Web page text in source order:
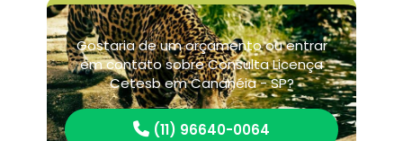
Gostaria de um orçamento ou entrar
em contato sobre Consulta Licença
Cetesb em Cananéia - SP?
(11) 96640-0064